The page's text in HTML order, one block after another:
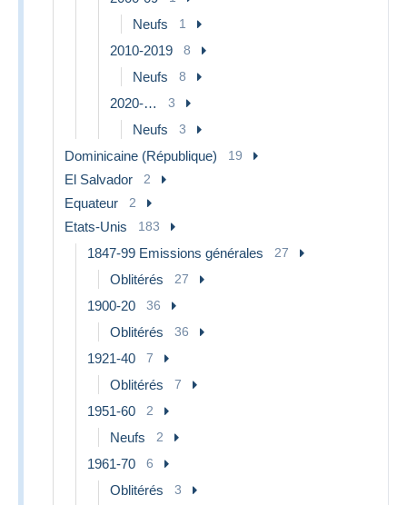
Neufs 1
2010-2019 8
Neufs 8
2020-… 3
Neufs 3
Dominicaine (République) 19
El Salvador 2
Equateur 2
Etats-Unis 183
1847-99 Emissions générales 27
Oblitérés 27
1900-20 36
Oblitérés 36
1921-40 7
Oblitérés 7
1951-60 2
Neufs 2
1961-70 6
Oblitérés 3